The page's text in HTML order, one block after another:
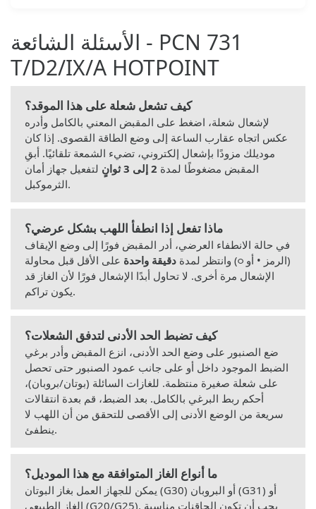
الأسئلة الشائعة - PCN 731
T/D2/IX/A HOTPOINT
كيف تشعل شعلة على هذا الموقد؟
لإشعال شعلة، اضغط على المقبض المعني بالكامل وأدره
عكس اتجاه عقارب الساعة إلى وضع الطاقة القصوى. إذا كان
موديلك مزودًا بإشعال إلكتروني، تضيء الشمعة تلقائيًا. أبقِ
المقبض مضغوطًا لمدة 2 إلى 3 ثوانٍ
لتفعيل جهاز أمان
الثرموكبل.
ماذا تفعل إذا انطفأ اللهب بشكل عرضي؟
في حالة الانطفاء العرضي، أدر المقبض فورًا إلى وضع الإيقاف
(الرمز • أو ○) وانتظر لمدة دقيقة واحدة على الأقل قبل محاولة
الإشعال مرة أخرى. لا تحاول أبدًا الإشعال فورًا لأن الغاز قد
يكون تراكم.
كيف تضبط الحد الأدنى لتدفق الشعلات؟
ضع الصنبور على وضع الحد الأدنى، انزع المقبض وأدر برغي
الضبط الموجود داخل أو على جانب عمود الصنبور حتى تحصل
على شعلة صغيرة منتظمة. للغازات السائلة (بوتان/بروبان)،
أحكم ربط البرغي بالكامل. بعد الضبط، قم بعدة انتقالات
سريعة من الوضع الأدنى إلى الأقصى للتحقق من أن اللهب لا
ينطفئ.
ما أنواع الغاز المتوافقة مع هذا الموديل؟
يمكن للجهاز العمل بغاز البوتان (G30) أو البروبان (G31) أو
الغاز الطبيعي (G20/G25). يجب أن تكون الحاقنات مناسبة